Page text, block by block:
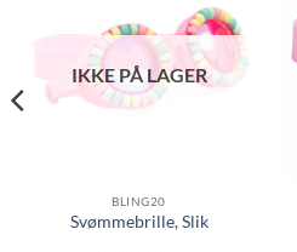
IKKE PÅ LAGER
BLING20
Svømmebrille, Slik